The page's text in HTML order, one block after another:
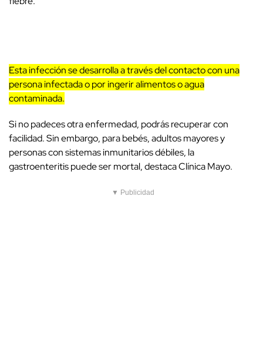
Esta infección se desarrolla a través del contacto con una
persona infectada o por ingerir alimentos o agua
contaminada.
Si no padeces otra enfermedad, podrás recuperar con
facilidad. Sin embargo, para bebés, adultos mayores y
personas con sistemas inmunitarios débiles, la
gastroenteritis puede ser mortal, destaca Clínica Mayo.
▼ Publicidad